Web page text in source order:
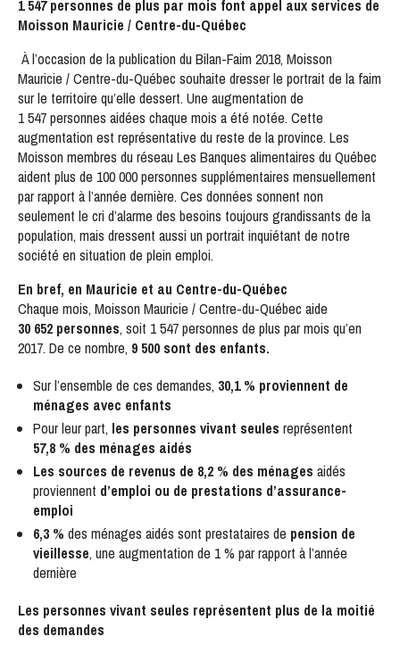
1 547 personnes de plus par mois font appel aux services de
Moisson Mauricie / Centre-du-Québec
À l’occasion de la publication du Bilan-Faim 2018, Moisson
Mauricie / Centre-du-Québec souhaite dresser le portrait de la faim
sur le territoire qu’elle dessert. Une augmentation de
1 547 personnes aidées chaque mois a été notée. Cette
augmentation est représentative du reste de la province. Les
Moisson membres du réseau Les Banques alimentaires du Québec
aident plus de 100 000 personnes supplémentaires mensuellement
par rapport à l’année dernière. Ces données sonnent non
seulement le cri d’alarme des besoins toujours grandissants de la
population, mais dressent aussi un portrait inquiétant de notre
société en situation de plein emploi.
En bref, en Mauricie et au Centre-du-Québec
Chaque mois, Moisson Mauricie / Centre-du-Québec aide
30 652 personnes, soit 1 547 personnes de plus par mois qu’en
2017. De ce nombre, 9 500 sont des enfants.
Sur l’ensemble de ces demandes, 30,1 % proviennent de
ménages avec enfants
Pour leur part, les personnes vivant seules représentent
57,8 % des ménages aidés
Les sources de revenus de 8,2 % des ménages aidés
proviennent d’emploi ou de prestations d’assurance-
emploi
6,3 % des ménages aidés sont prestataires de pension de
vieillesse, une augmentation de 1 % par rapport à l’année
dernière
Les personnes vivant seules représentent plus de la moitié
des demandes
S'INSCRIRE